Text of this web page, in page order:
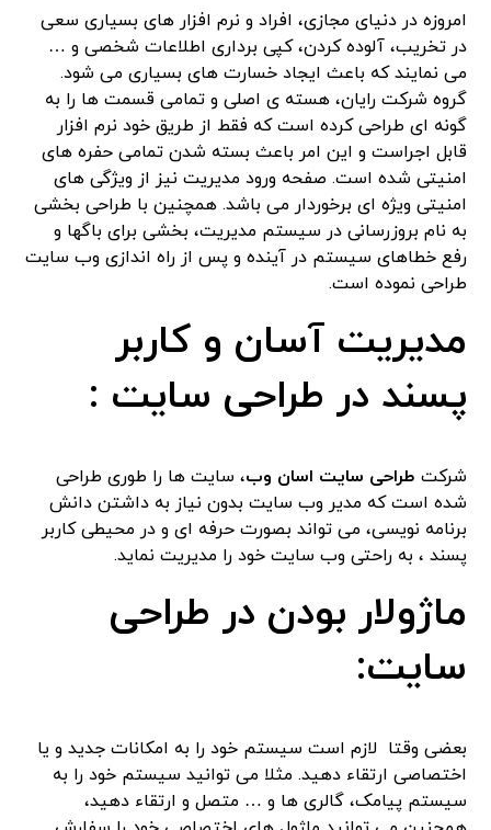
امروزه در دنیای مجازی، افراد و نرم افزار های بسیاری سعی
در تخریب، آلوده کردن، کپی برداری اطلاعات شخصی و …
می نمایند که باعث ایجاد خسارت های بسیاری می شود.
گروه شرکت رایان، هسته ی اصلی و تمامی قسمت ها را به
گونه ای طراحی کرده است که فقط از طریق خود نرم افزار
قابل اجراست و این امر باعث بسته شدن تمامی حفره های
امنیتی شده است. صفحه ورود مدیریت نیز از ویژگی های
امنیتی ویژه ای برخوردار می باشد. همچنین با طراحی بخشی
به نام بروزرسانی در سیستم مدیریت، بخشی برای باگها و
رفع خطاهای سیستم در آینده و پس از راه اندازی وب سایت
طراحی نموده است.
مدیریت آسان و کاربر
پسند در طراحی سایت :
شرکت طراحی سایت اسان وب، سایت ها را طوری طراحی
شده است که مدیر وب سایت بدون نیاز به داشتن دانش
برنامه نویسی، می تواند بصورت حرفه ای و در محیطی کاربر
پسند ، به راحتی وب سایت خود را مدیریت نماید.
ماژولار بودن در طراحی
سایت:
بعضی وقتا لازم است سیستم خود را به امکانات جدید و یا
اختصاصی ارتقاء دهید. مثلا می توانید سیستم خود را به
سیستم پیامک، گالری ها و … متصل و ارتقاء دهید،